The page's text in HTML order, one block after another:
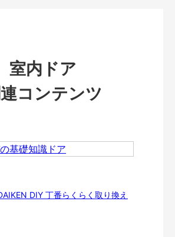
室内ドア
コンテンツ